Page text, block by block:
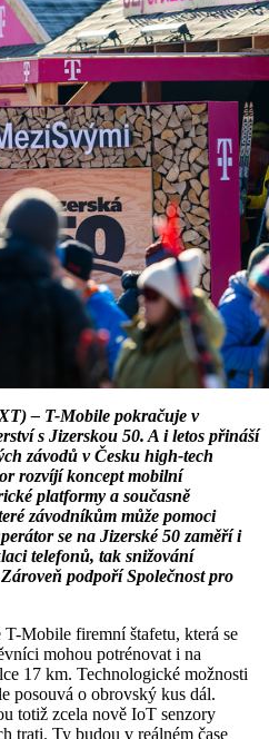
– T-Mobile pokračuje v
s Jizerskou 50. A i letos přináší
závodů v Česku high-tech
rozvíjí koncept mobilní
platformy a současně
závodníkům může pomoci
se na Jizerské 50 zaměří i
telefonů, tak snižování
podpoří Společnost pro
Mobile firemní štafetu, která se
mohou potrénovat i na
17 km. Technologické možnosti
posouvá o obrovský kus dál.
totiž zcela nově IoT senzory
trati. Ty budou v reálném čase